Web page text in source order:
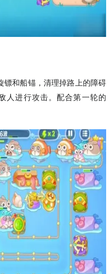
镖和船锚，清理掉路上的障碍
人进行攻击。配合第一轮的